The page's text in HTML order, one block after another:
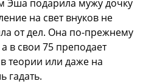
Эша подарила мужу дочку
на свет внуков не
от дел. Она по-прежнему
в свои 75 преподает
теории или даже на
гадать.